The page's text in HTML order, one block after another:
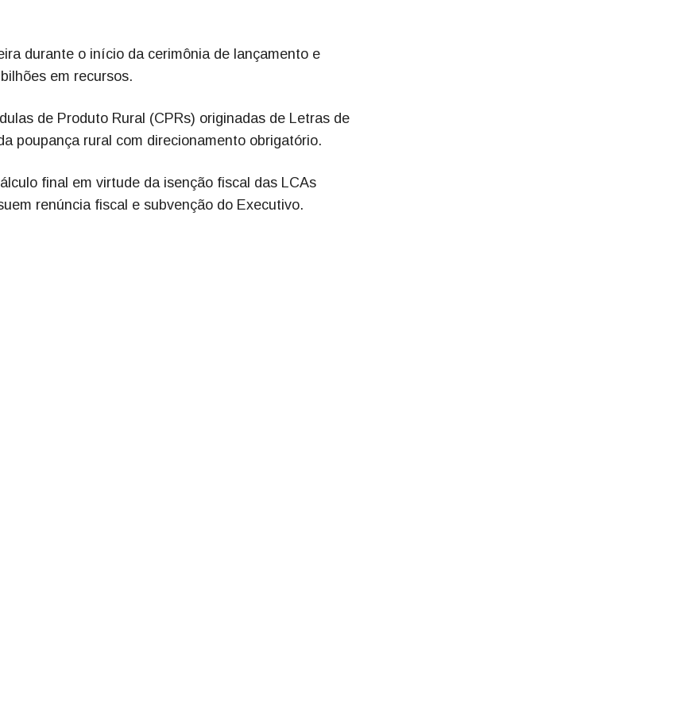
durante o início da cerimônia de lançamento e
em recursos.
de Produto Rural (CPRs) originadas de Letras de
poupança rural com direcionamento obrigatório.
final em virtude da isenção fiscal das LCAs
renúncia fiscal e subvenção do Executivo.